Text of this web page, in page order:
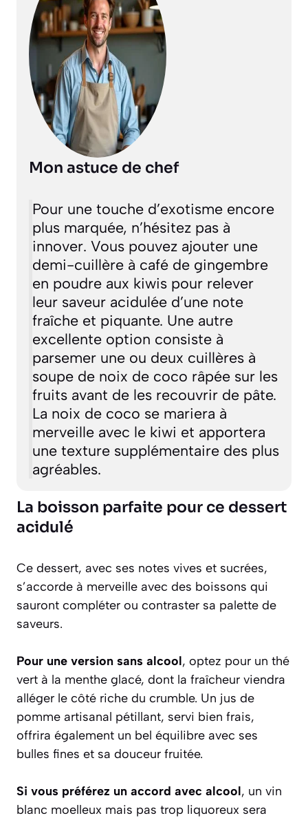
Mon astuce de chef
Pour une touche d’exotisme encore
plus marquée, n’hésitez pas à
innover. Vous pouvez ajouter une
demi-cuillère à café de gingembre
en poudre aux kiwis pour relever
leur saveur acidulée d’une note
fraîche et piquante. Une autre
excellente option consiste à
parsemer une ou deux cuillères à
soupe de noix de coco râpée sur les
fruits avant de les recouvrir de pâte.
La noix de coco se mariera à
merveille avec le kiwi et apportera
une texture supplémentaire des plus
agréables.
La boisson parfaite pour ce dessert
acidulé
Ce dessert, avec ses notes vives et sucrées,
s’accorde à merveille avec des boissons qui
sauront compléter ou contraster sa palette de
saveurs.
Pour une version sans alcool, optez pour un thé
vert à la menthe glacé, dont la fraîcheur viendra
alléger le côté riche du crumble. Un jus de
pomme artisanal pétillant, servi bien frais,
offrira également un bel équilibre avec ses
bulles fines et sa douceur fruitée.
Si vous préférez un accord avec alcool, un vin
blanc moelleux mais pas trop liquoreux sera